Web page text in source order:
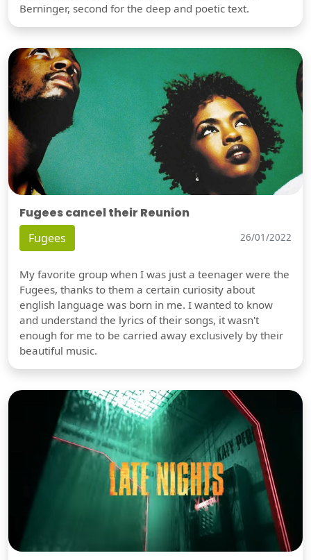
Berninger, second for the deep and poetic text.
Fugees cancel their Reunion
Fugees 26/01/2022
My favorite group when I was just a teenager were the
Fugees, thanks to them a certain curiosity about
english language was born in me. I wanted to know
and understand the lyrics of their songs, it wasn't
enough for me to be carried away exclusively by their
beautiful music.